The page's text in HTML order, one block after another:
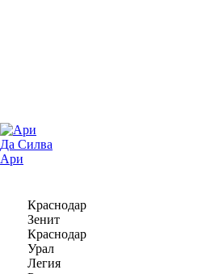
Да Силва
Ари
Краснодар
Зенит
Краснодар
Урал
Легия